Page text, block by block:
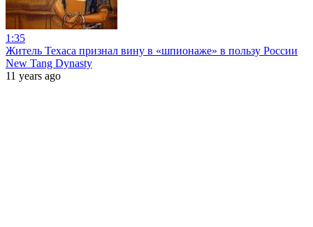
1:35
Житель Техаса признал вину в «шпионаже» в пользу России
New Tang Dynasty
11 years ago